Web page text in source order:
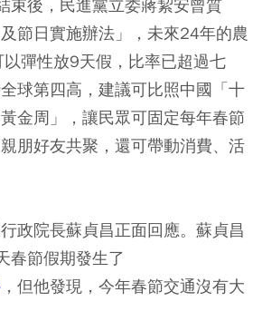
束後，民進黨立委蔣絜安曾質
節日實施辦法」，未來24年的農
彈性放9天假，比率已超過七
球第四高，建議可比照中國「十
金周」，讓民眾可固定每年春節
朋好友共聚，還可帶動消費、活
政院長蘇貞昌正面回應。蘇貞昌
春節假期發生了
，但他發現，今年春節交通沒有大